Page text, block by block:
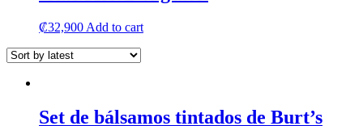
on
product
₡32,900 Add to cart
Set de bálsamos tintados de Burt’s